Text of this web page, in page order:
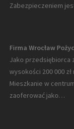
Zabezpieczeniem
Firma Wrocław
Jako przedsiębiorca
wysokości 200 000
Mieszkanie w
zaoferować jako…